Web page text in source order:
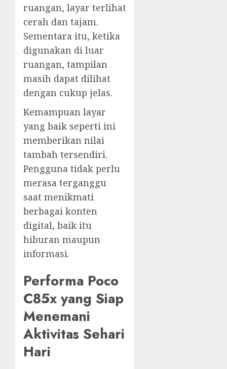
ruangan, layar terlihat
cerah dan tajam.
Sementara itu, ketika
digunakan di luar
ruangan, tampilan
masih dapat dilihat
dengan cukup jelas.
Kemampuan layar
yang baik seperti ini
memberikan nilai
tambah tersendiri.
Pengguna tidak perlu
merasa terganggu
saat menikmati
berbagai konten
digital, baik itu
hiburan maupun
informasi.
Performa Poco
C85x yang Siap
Menemani
Aktivitas Sehari
Hari